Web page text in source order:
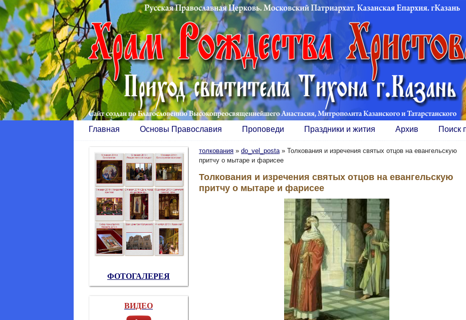
Главная Основы Православия Проповеди Праздники и жития Архив Поиск
толкования » do_vel_posta» Толкования и изречения святых отцов на евангельскую
притчу о мытаре и фарисее
Толкования и изречения святых отцов на евангельскую
притчу о мытаре и фарисее
ФОТОГАЛЕРЕЯ
ВИДЕО